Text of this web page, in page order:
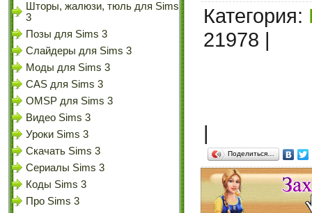
Шторы, жалюзи, тюль для Sims
3
Позы для Sims 3
Слайдеры для Sims 3
Моды для Sims 3
CAS для Sims 3
OMSP для Sims 3
Видео Sims 3
Уроки Sims 3
Скачать Sims 3
Сериалы Sims 3
Коды Sims 3
Про Sims 3
Категория:
21978 |
|
Поделиться…